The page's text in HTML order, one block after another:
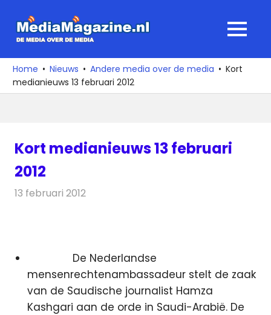
naar
media
over
de
MENU
Home Nieuws Andere media over de media
Kort
medianieuws 13 februari 2012
Kort medianieuws 13 februari
2012
13 februari 2012
De Nederlandse
mensenrechtenambassadeur stelt de zaak
van de Saudische journalist Hamza
Kashgari aan de orde in Saudi-Arabië. De